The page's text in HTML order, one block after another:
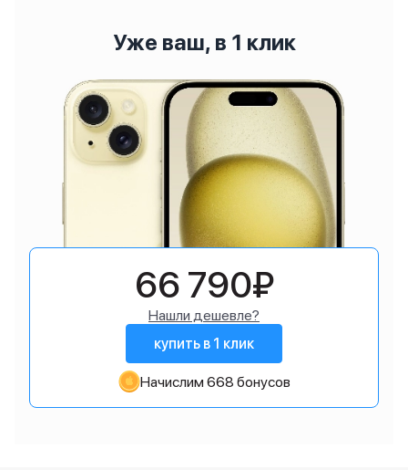
Уже ваш, в 1 клик
66 790₽
Нашли дешевле?
купить в 1 клик
Начислим 668 бонусов